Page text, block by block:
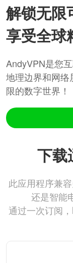
解锁无限
享受全球
AndyVPN是您
地理边界和网
限的数字世界！
下载
此应用程序兼
还是智能
通过一次订阅